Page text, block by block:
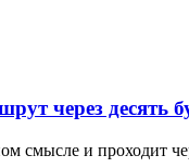
через десять
смысле и